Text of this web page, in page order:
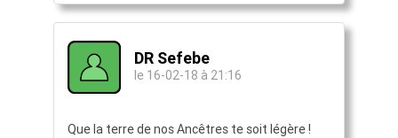
DR Sefebe
le 16-02-18 à 21:16
Que la terre de nos Ancêtres te soit légère !